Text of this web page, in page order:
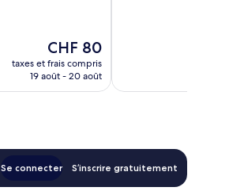
Le
nouveau
prix
CHF 80
taxes et frais compris
19 août - 20 août
Se connecter S’inscrire gratuitement